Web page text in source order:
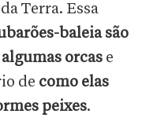
da Terra. Essa
baleia são
orcas e
de como elas
peixes.